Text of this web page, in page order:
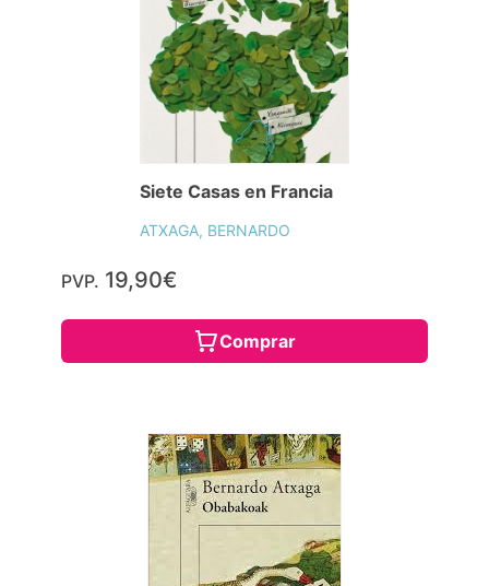
Siete Casas en Francia
ATXAGA, BERNARDO
PVP. 19,90€
Comprar